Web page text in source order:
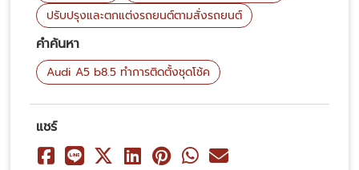
ปรับปรุงและตกแต่งรถยนต์ตามสั่งรถยนต์
คำค้นหา
Audi A5 b8.5 ทำการติดตั้งชุดโช้ค
แชร์